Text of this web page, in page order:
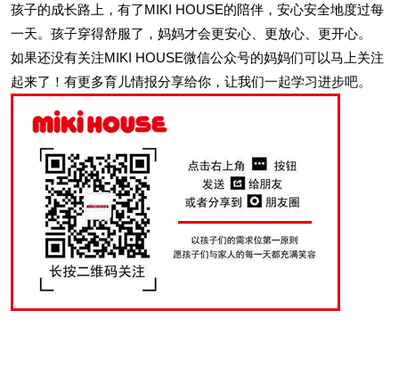
孩子的成长路上，有了MIKI HOUSE的陪伴，安心安全地度过每
一天。孩子穿得舒服了，妈妈才会更安心、更放心、更开心。
如果还没有关注MIKI HOUSE微信公众号的妈妈们可以马上关注
起来了！有更多育儿情报分享给你，让我们一起学习进步吧。